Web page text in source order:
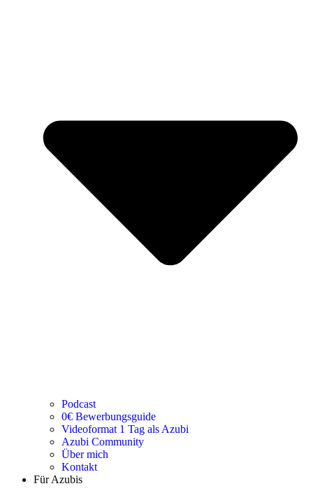
Podcast
0€ Bewerbungsguide
Videoformat 1 Tag als Azubi
Azubi Community
Über mich
Kontakt
Für Azubis